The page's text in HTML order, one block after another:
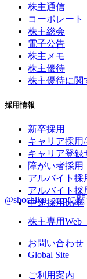
株主通信
コーポレート
株主総会
電子公告
株主メモ
株主優待
株主優待に関
採用情報
新卒採用
キャリア採用
キャリア登録
障がい者採用
アルバイト採
アルバイト採
中途採用比率
@shochiku_corpに
株主専用Web
お問い合わせ
Global Site
ご利用案内